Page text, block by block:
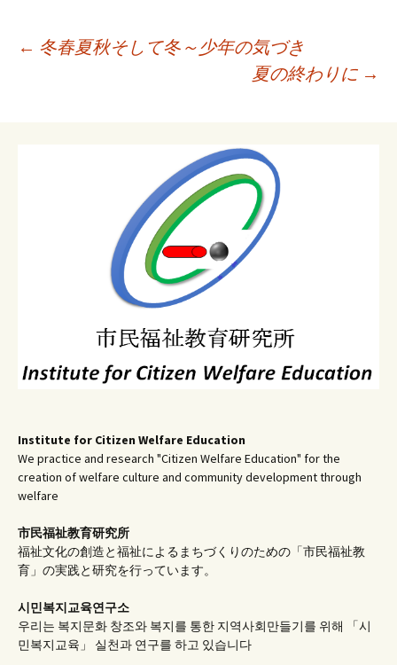
← 冬春夏秋そして冬～少年の気づき
夏の終わりに →
Institute for Citizen Welfare Education
We practice and research "Citizen Welfare Education" for the
creation of welfare culture and community development through
welfare
市民福祉教育研究所
福祉文化の創造と福祉によるまちづくりのための「市民福祉教
育」の実践と研究を行っています。
시민복지교육연구소
우리는 복지문화 창조와 복지를 통한 지역사회만들기를 위해 「시
민복지교육」 실천과 연구를 하고 있습니다